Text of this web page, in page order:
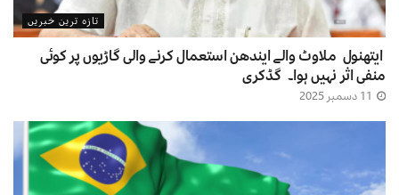
تازہ ترین خبریں
ایتھنول ملاوٹ والے ایندھن استعمال کرنے والی گاڑیوں پر کوئی
منفی اثر نہیں ہوا۔ گڈکری